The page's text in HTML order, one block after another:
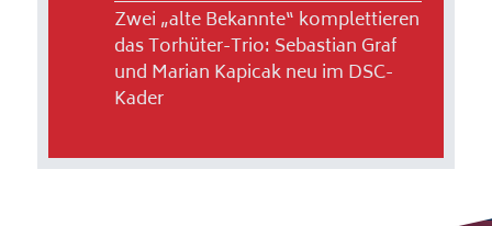
Zwei „alte Bekannte“ komplettieren
das Torhüter-Trio: Sebastian Graf
und Marian Kapicak neu im DSC-
Kader